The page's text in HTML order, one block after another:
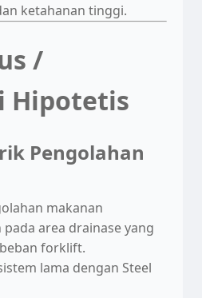
ketahanan tinggi.
/
Hipotetis
Pengolahan
makanan
area drainase yang
forklift.
lama dengan Steel